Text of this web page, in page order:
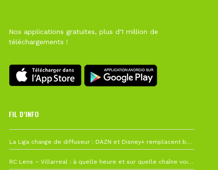
Nos applications gratuites, plus d'1 million de
téléchargements !
FIL D’INFO
La Liga change de diffuseur : DAZN et Disney+ remplacent beIN Sports !
RC Lens – Villarreal : à quelle heure et sur quelle chaîne voir la finale de la Como Cup ?